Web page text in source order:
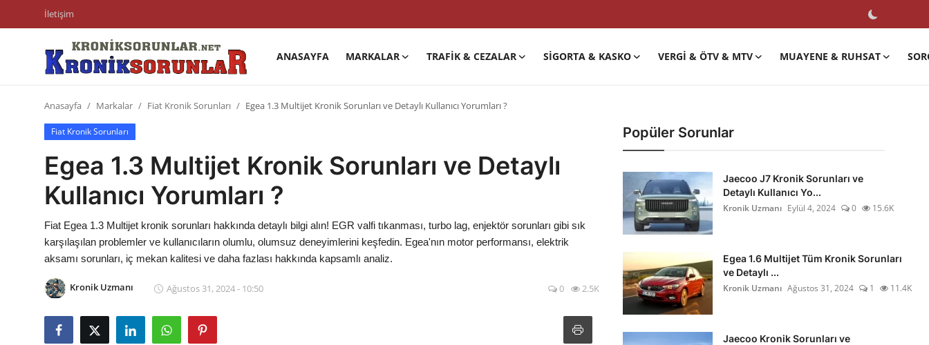
İletişim
ANASAYFA MARKALAR TRAFIK & CEZALAR SIGORTA & KASKO VERGI & ÖTV & MTV MUAYENE & RUHSAT
Trafik & Cezalar
Sigorta & Kasko
Vergi & ÖTV & MTV
Sorgulamalar
İkinci El & Alım-Satım
Anasayfa Markalar Fiat Kronik Sorunları Egea 1.3 Multijet Kronik Sorunları ve Detaylı Kullanıcı Yorumları ?
Fiat Kronik Sorunları
Egea 1.3 Multijet Kronik Sorunları ve Detaylı
Kullanıcı Yorumları ?
Fiat Egea 1.3 Multijet kronik sorunları hakkında detaylı bilgi alın! EGR valfi tıkanması, turbo lag, enjektör sorunları gibi sık
karşılaşılan problemler ve kullanıcıların olumlu, olumsuz deneyimlerini keşfedin. Egea'nın motor performansı, elektrik
aksamı sorunları, iç mekan kalitesi ve daha fazlası hakkında kapsamlı analiz.
Kronik Uzmanı Ağustos 31, 2024 - 10:50 0 2.5K
Popüler Sorunlar
Jaecoo J7 Kronik Sorunları ve
Detaylı Kullanıcı Yo...
Kronik Uzmanı Eylül 4, 2024 0 15.6K
Egea 1.6 Multijet Tüm Kronik Sorunları
ve Detaylı ...
Kronik Uzmanı Ağustos 31, 2024 1 11.4K
Jaecoo Kronik Sorunları ve